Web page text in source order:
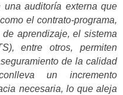
auditoría externa que
el contrato-programa,
aprendizaje, el sistema
entre otros, permiten
de la calidad
un incremento
necesaria, lo que aleja